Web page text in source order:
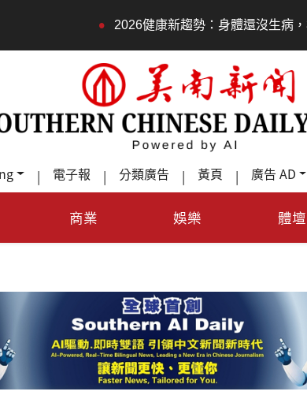
健康新趨勢：身體還沒生病，檢測已看見變化 •
| 電子報 | 分類廣告 | 黃頁 | 廣告 AD
商業 娛樂 體壇